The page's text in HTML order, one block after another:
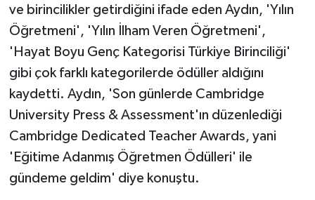
ve birincilikler getirdiğini ifade eden Aydın, 'Yılın
Öğretmeni', 'Yılın İlham Veren Öğretmeni',
'Hayat Boyu Genç Kategorisi Türkiye Birinciliği'
gibi çok farklı kategorilerde ödüller aldığını
kaydetti. Aydın, 'Son günlerde Cambridge
University Press & Assessment'ın düzenlediği
Cambridge Dedicated Teacher Awards, yani
'Eğitime Adanmış Öğretmen Ödülleri' ile
gündeme geldim' diye konuştu.